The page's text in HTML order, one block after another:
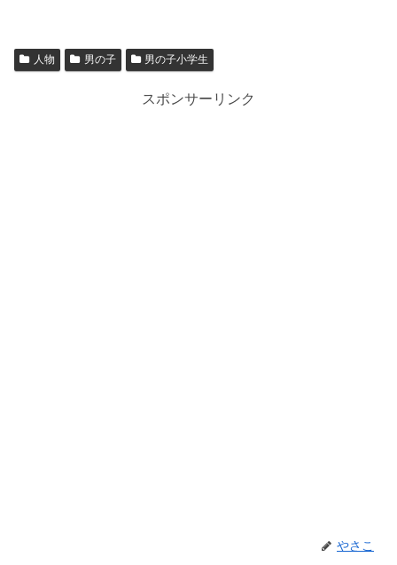
人物 男の子 男の子小学生
スポンサーリンク
やさこ